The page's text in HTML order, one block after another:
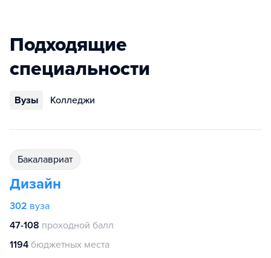
Подходящие
специальности
Вузы Колледжи
бакалавриат
Дизайн
302 вуза
47-108 проходной балл
1194 бюджетных места